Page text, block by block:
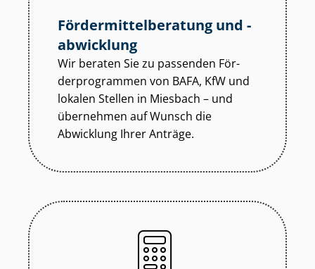
För­der­mit­tel­be­ra­tung und -
abwicklung
Wir beraten Sie zu passenden För­
der­pro­gram­men von BAFA, KfW und
lokalen Stellen in Miesbach – und
übernehmen auf Wunsch die
Abwicklung Ihrer Anträge.